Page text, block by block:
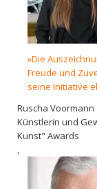
»Die
Freude und
seine Initiative
Ruscha Voormann
Künstlerin und
Kunst" Awards